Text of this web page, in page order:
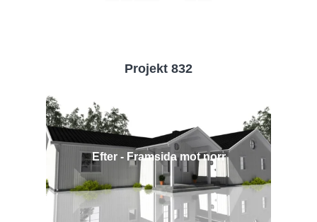
Projekt 832
Efter - Framsida mot norr